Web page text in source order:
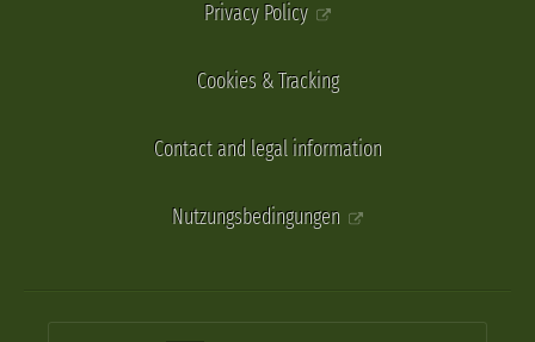
Privacy Policy
Cookies & Tracking
Contact and legal information
Nutzungsbedingungen